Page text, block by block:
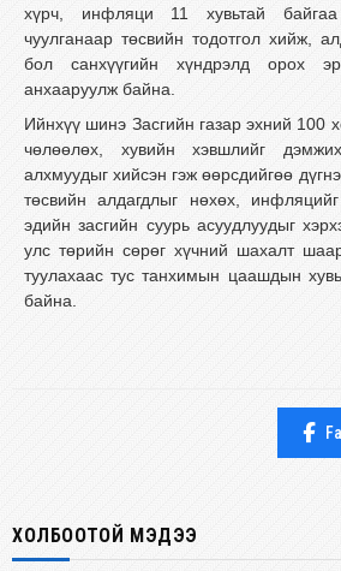
хүрч, инфляци 11 хувьтай
чуулганаар төсвийн тодотгол хийж,
бол санхүүгийн хүндрэлд орох
анхааруулж байна.
Ийнхүү шинэ Засгийн газар эхний 100
чөлөөлөх, хувийн хэвшлийг
алхмуудыг хийсэн гэж өөрсдийгөө
төсвийн алдагдлыг нөхөх, инфляцийг
эдийн засгийн суурь асуудлуудыг
улс төрийн сөрөг хүчний шахалт
туулахаас тус танхимын цаашдын
байна.
ХОЛБООТОЙ МЭДЭЭ